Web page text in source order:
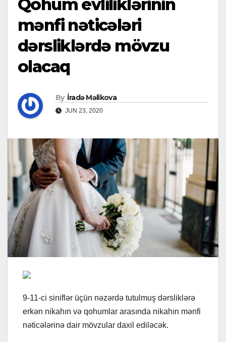
Qohum evliliklərinin
mənfi nəticələri
dərsliklərdə mövzu
olacaq
By İradə Məlikova
JUN 23, 2020
9-11-ci siniflər üçün nəzərdə tutulmuş dərsliklərə
erkən nikahın və qohumlar arasında nikahın mənfi
nəticələrinə dair mövzular daxil ediləcək.